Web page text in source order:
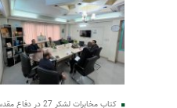
10 مرداد 1401
کتاب مخابرات لشکر 27 در دفاع مقدس